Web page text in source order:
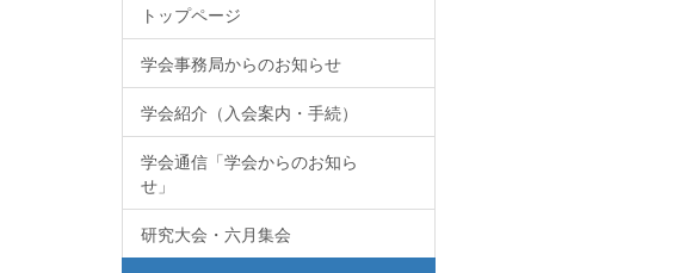
トップページ
学会事務局からのお知らせ
学会紹介（入会案内・手続）
学会通信「学会からのお知ら
せ」
研究大会・六月集会